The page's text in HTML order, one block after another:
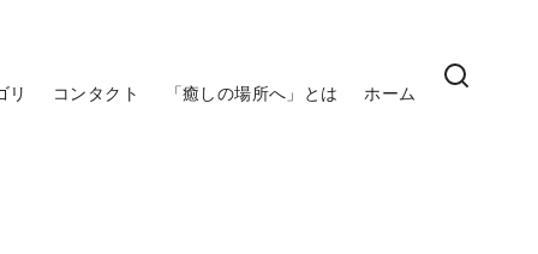
リ コンタクト 「癒しの場所へ」とは ホーム